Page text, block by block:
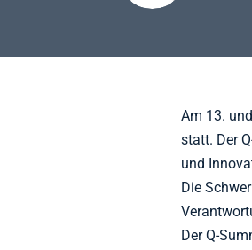
Am 13.
statt. Der
und
Die
Der Q-